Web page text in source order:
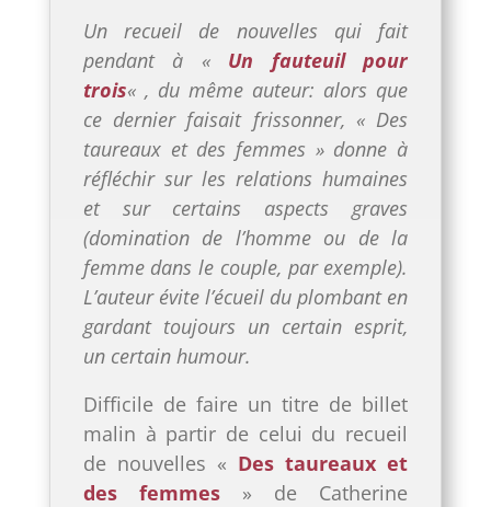
Un recueil de nouvelles qui fait
pendant à « Un fauteuil pour
trois« , du même auteur: alors que
ce dernier faisait frissonner, « Des
taureaux et des femmes » donne à
réfléchir sur les relations humaines
et sur certains aspects graves
(domination de l’homme ou de la
femme dans le couple, par exemple).
L’auteur évite l’écueil du plombant en
gardant toujours un certain esprit,
un certain humour.
Difficile de faire un titre de billet
malin à partir de celui du recueil
de nouvelles « Des taureaux et
des femmes» de Catherine